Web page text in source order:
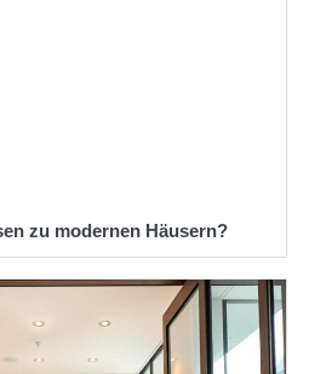
zu modernen Häusern?